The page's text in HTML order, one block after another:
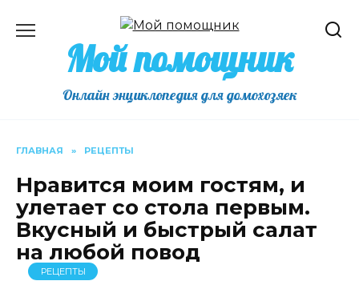
содержаниюМой помощник
Онлайн энциклопедия для домохозяек
ГЛАВНАЯ » РЕЦЕПТЫ
Нравится моим гостям, и
улетает со стола первым.
Вкусный и быстрый салат
на любой повод
РЕЦЕПТЫ